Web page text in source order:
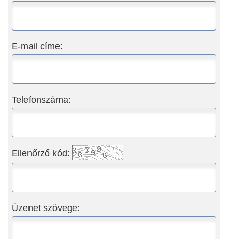
E-mail címe:
Telefonszáma:
Ellenőrző kód:
Üzenet szövege: